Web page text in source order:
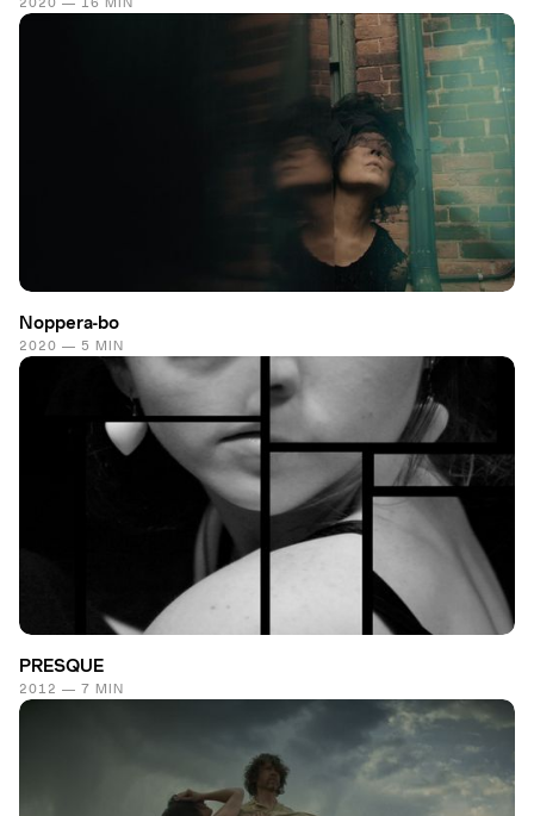
Noppera-bo
2020 — 5 MIN
PRESQUE
2012 — 7 MIN